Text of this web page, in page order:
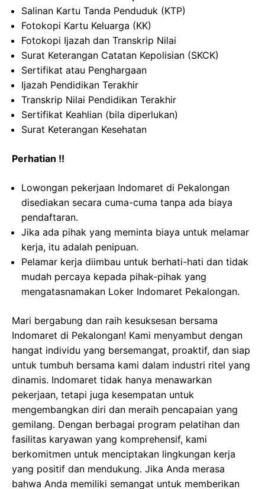
Salinan Kartu Tanda Penduduk (KTP)
Fotokopi Kartu Keluarga (KK)
Fotokopi Ijazah dan Transkrip Nilai
Surat Keterangan Catatan Kepolisian (SKCK)
Sertifikat atau Penghargaan
Ijazah Pendidikan Terakhir
Transkrip Nilai Pendidikan Terakhir
Sertifikat Keahlian (bila diperlukan)
Surat Keterangan Kesehatan
Perhatian !!
Lowongan pekerjaan Indomaret di Pekalongan
disediakan secara cuma-cuma tanpa ada biaya
pendaftaran.
Jika ada pihak yang meminta biaya untuk melamar
kerja, itu adalah penipuan.
Pelamar kerja diimbau untuk berhati-hati dan tidak
mudah percaya kepada pihak-pihak yang
mengatasnamakan Loker Indomaret Pekalongan.
Mari bergabung dan raih kesuksesan bersama
Indomaret di Pekalongan! Kami menyambut dengan
hangat individu yang bersemangat, proaktif, dan siap
untuk tumbuh bersama kami dalam industri ritel yang
dinamis. Indomaret tidak hanya menawarkan
pekerjaan, tetapi juga kesempatan untuk
mengembangkan diri dan meraih pencapaian yang
gemilang. Dengan berbagai program pelatihan dan
fasilitas karyawan yang komprehensif, kami
berkomitmen untuk menciptakan lingkungan kerja
yang positif dan mendukung. Jika Anda merasa
bahwa Anda memiliki semangat untuk memberikan